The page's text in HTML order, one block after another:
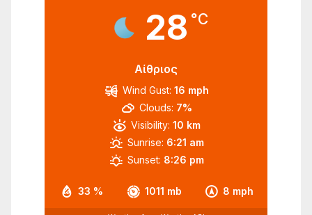
28 °C
Αίθριος
33 % 1011 mb 8 mph
Wind Gust: 16 mph
Clouds: 7%
Visibility: 10 km
Sunrise: 6:21 am
Sunset: 8:26 pm